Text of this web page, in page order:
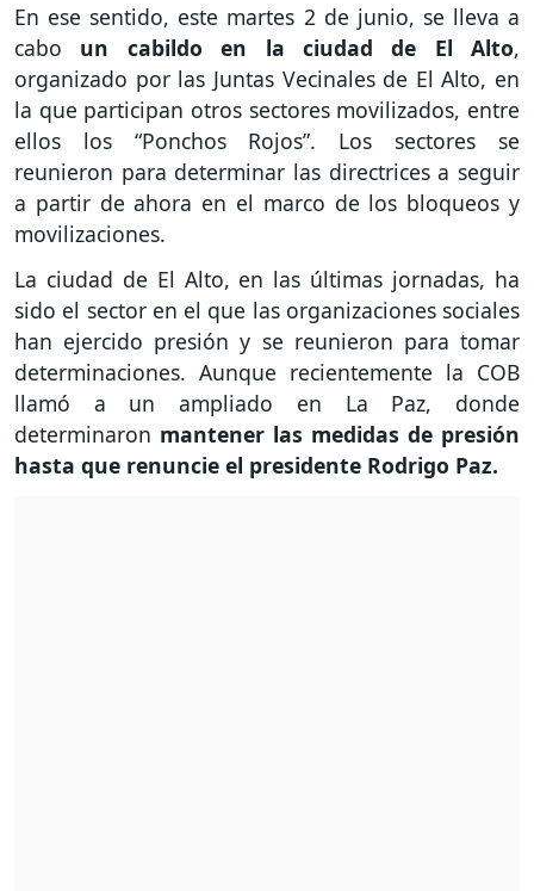
En ese sentido, este martes 2 de junio, se lleva a
cabo un cabildo en la ciudad de El Alto,
organizado por las Juntas Vecinales de El Alto, en
la que participan otros sectores movilizados, entre
ellos los “Ponchos Rojos”. Los sectores se
reunieron para determinar las directrices a seguir
a partir de ahora en el marco de los bloqueos y
movilizaciones.
La ciudad de El Alto, en las últimas jornadas, ha
sido el sector en el que las organizaciones sociales
han ejercido presión y se reunieron para tomar
determinaciones. Aunque recientemente la COB
llamó a un ampliado en La Paz, donde
determinaron mantener las medidas de presión
hasta que renuncie el presidente Rodrigo Paz.